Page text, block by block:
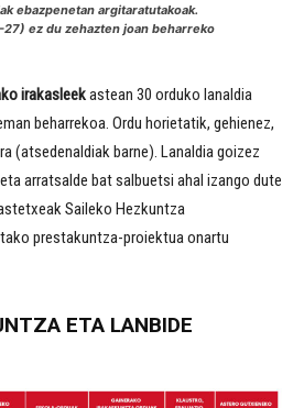
ebazpenetan argitaratutakoak.
ez du zehazten joan beharreko
irakasleekastean 30 orduko lanaldia
beharrekoa. Ordu horietatik, gehienez,
(atsedenaldiak barne). Lanaldia goizez
arratsalde bat salbuetsi ahal izango dute
Saileko Hezkuntza
prestakuntza-proiektua onartu
ETA LANBIDE